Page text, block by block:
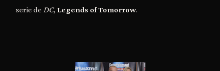
serie de DC, Legends of Tomorrow.